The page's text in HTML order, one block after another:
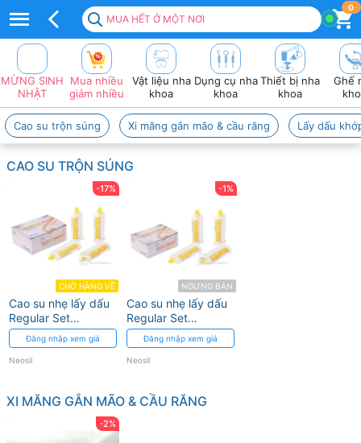
MUA HẾT Ở MỘT NƠI
0
Top
100+
sản
Phẩm
NEOSIL
Giá
tốt
2026
❤️
VAT
đầy
đủ
MỪNG SINH
NHẬT
Mua nhiều
giảm nhiều
Vật liệu nha
khoa
Dụng cụ nha
khoa
Thiết bị nha
khoa
Ghế
Cao su trộn súng Xi măng gắn mão & cầu răng Lấy dấu
CAO SU TRỘN SÚNG
-17%
CHỜ HÀNG VỀ
Cao su nhẹ lấy dấu
Regular Set
Peakosil Neosil
Đăng nhập xem giá
Neosil
-1%
NGƯNG BÁN
Cao su nhẹ lấy dấu
Regular Set
Peakosil Neosil
Đăng nhập xem giá
Neosil
XI MĂNG GẮN MÃO & CẦU RĂNG
-2%